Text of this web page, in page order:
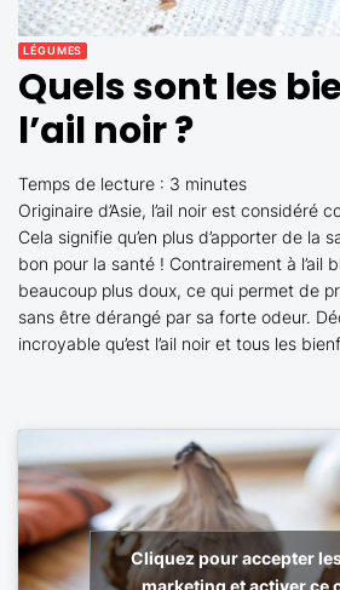
LÉGUMES
Quels sont les
l’ail noir ?
Temps de lecture : 3 minutes
Originaire d’Asie, l’ail noir est considéré
Cela signifie qu’en plus d’apporter de la
bon pour la santé ! Contrairement à l’ail
beaucoup plus doux, ce qui permet de
sans être dérangé par sa forte odeur.
incroyable qu’est l’ail noir et tous les
Cliquez pour accepter